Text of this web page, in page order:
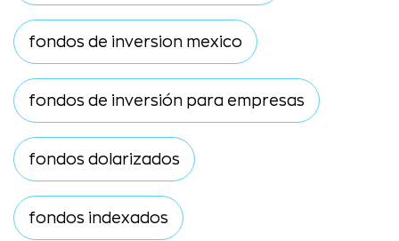
fondos de inversion mexico
fondos de inversión para empresas
fondos dolarizados
fondos indexados